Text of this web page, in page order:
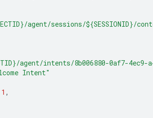
agent/sessions/${SESSIONID}/
agent/intents/8b006880-0af7-4ec9-
Intent"
1 ,